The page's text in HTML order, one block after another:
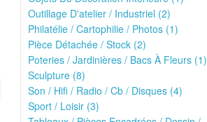
Outillage D'atelier / Industriel (2)
Philatélie / Cartophilie / Photos (1)
Pièce Détachée / Stock (2)
Poteries / Jardinières / Bacs À Fleurs (1)
Sculpture (8)
Son / Hifi / Radio / Cb / Disques (4)
Sport / Loisir (3)